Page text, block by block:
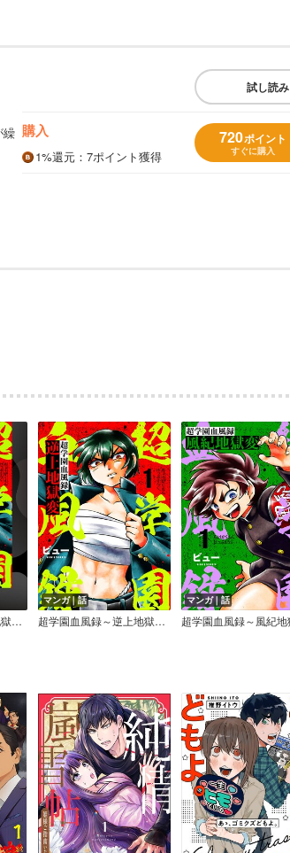
繰
試し読み
購入
1%還元 ：7ポイント獲得
720ポイント
すぐに購入
超学園血風録～逆上地獄変～【合本版】
マンガ｜話
超学園血風録～逆上地獄変～
マンガ｜話